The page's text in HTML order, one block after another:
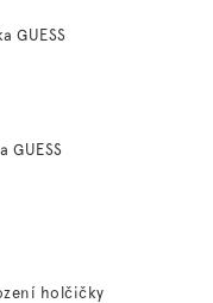
GUESS
GUESS
holčičky